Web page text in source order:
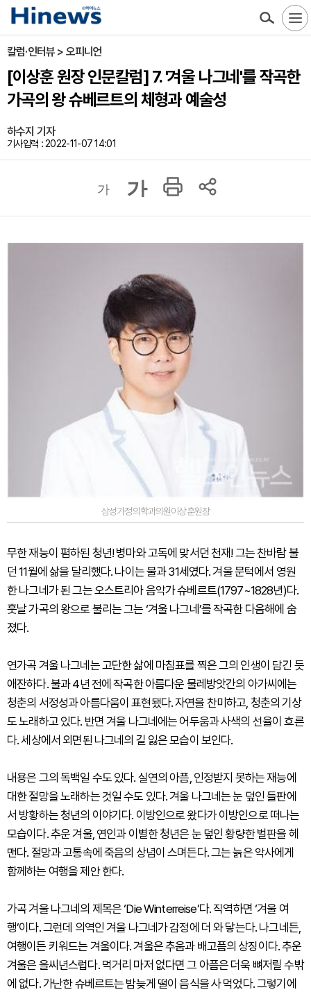
칼럼·인터뷰 > 오피니언
[이상훈 원장 인문칼럼] 7. '겨울 나그네'를 작곡한
가곡의 왕 슈베르트의 체형과 예술성
하수지 기자
기사입력 : 2022-11-07 14:01
가 가
삼성가정의학과의원이상훈원장
무한 재능이 폄하된 청년! 병마와 고독에 맞서던 천재! 그는 찬바람 불
던 11월에 삶을 달리했다. 나이는 불과 31세였다. 겨울 문턱에서 영원
한 나그네가 된 그는 오스트리아 음악가 슈베르트(1797~1828년)다.
훗날 가곡의 왕으로 불리는 그는 ‘겨울 나그네’를 작곡한 다음해에 숨
졌다.
연가곡 겨울 나그네는 고단한 삶에 마침표를 찍은 그의 인생이 담긴 듯
애잔하다. 불과 4년 전에 작곡한 아름다운 물레방앗간의 아가씨에는
청춘의 서정성과 아름다움이 표현됐다. 자연을 찬미하고, 청춘의 기상
도 노래하고 있다. 반면 겨울 나그네에는 어두움과 사색의 선율이 흐른
다. 세상에서 외면된 나그네의 길 잃은 모습이 보인다.
내용은 그의 독백일 수도 있다. 실연의 아픔, 인정받지 못하는 재능에
대한 절망을 노래하는 것일 수도 있다. 겨울 나그네는 눈 덮인 들판에
서 방황하는 청년의 이야기다. 이방인으로 왔다가 이방인으로 떠나는
모습이다. 추운 겨울, 연인과 이별한 청년은 눈 덮인 황량한 벌판을 헤
맨다. 절망과 고통속에 죽음의 상념이 스며든다. 그는 늙은 악사에게
함께하는 여행을 제안 한다.
가곡 겨울 나그네의 제목은 ‘Die Winterreise’다. 직역하면 ‘겨울 여
행’이다. 그런데 의역인 겨울 나그네가 감정에 더 와 닿는다. 나그네든,
여행이든 키워드는 겨울이다. 겨울은 추움과 배고픔의 상징이다. 추운
겨울은 을씨년스럽다. 먹거리 마저 없다면 그 아픔은 더욱 뼈저릴 수밖
에 없다. 가난한 슈베르트는 밤늦게 떨이 음식을 사 먹었다. 그렇기에